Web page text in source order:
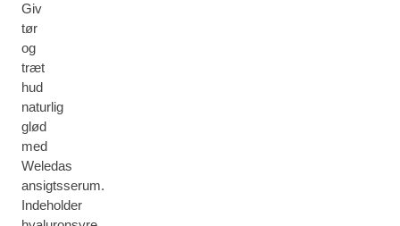
Giv
tør
og
træt
hud
naturlig
glød
med
Weledas
ansigtsserum.
Indeholder